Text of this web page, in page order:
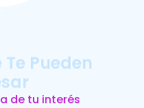
Pueden
de tu interés